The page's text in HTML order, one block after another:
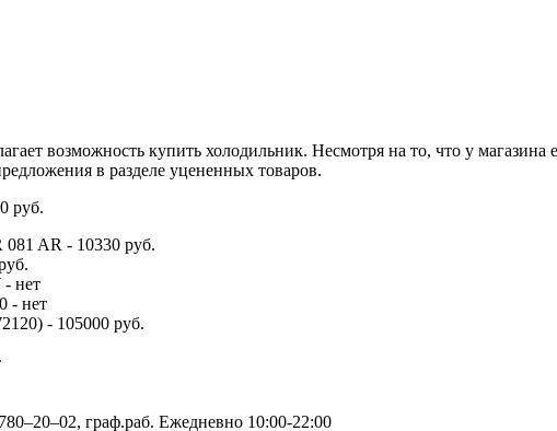
возможность купить холодильник. Несмотря на то, что у
в разделе уцененных товаров.
руб.
AR - 10330 руб.
нет
- нет
- 105000 руб.
граф.раб. Ежедневно 10:00-22:00